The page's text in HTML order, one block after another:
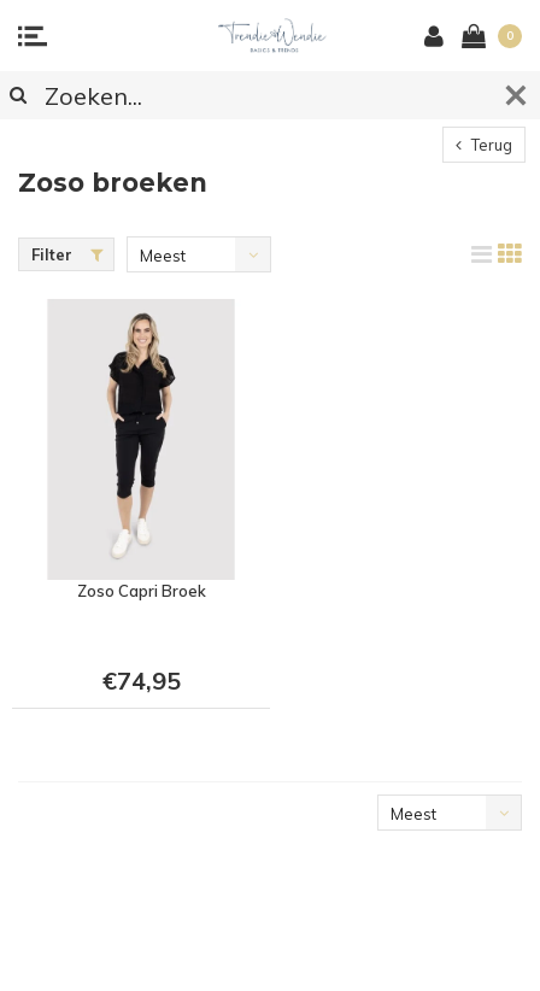
0
Terug
Zoso broeken
Filter
Meest
Zoso Capri Broek
€74,95
Meest